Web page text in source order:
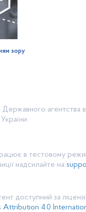
Державного агентства
в тестовому
надсилайте на
доступний за
Attribution 4.0
зору